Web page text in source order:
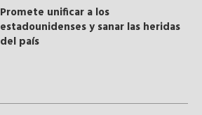
Promete unificar a los
estadounidenses y sanar las heridas
del país